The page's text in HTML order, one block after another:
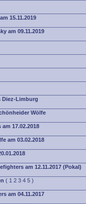
15.11.2019
am 09.11.2019
Diez-Limburg
Wölfe
17.02.2018
am 03.02.2018
am 12.11.2017 (Pokal)
( 1 2 3 4 5 )
am 04.11.2017